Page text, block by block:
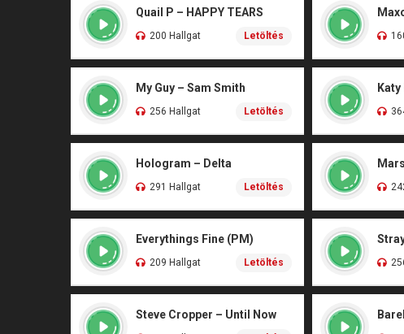
Quail P – HAPPY TEARS
200 Hallgat Letöltés
My Guy – Sam Smith
256 Hallgat Letöltés
Hologram – Delta
291 Hallgat Letöltés
Everythings Fine (PM)
209 Hallgat Letöltés
Steve Cropper – Until Now